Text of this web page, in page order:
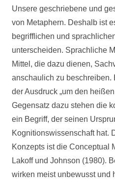
Unsere geschriebene und
von Metaphern. Deshalb ist
begrifflichen und
unterscheiden. Sprachliche
Mittel, die dazu dienen,
anschaulich zu beschreiben.
der Ausdruck „um den
Gegensatz dazu stehen die
ein Begriff, der seinen
Kognitionswissenschaft hat.
Konzepts ist die Conceptual
Lakoff und Johnson (1980).
wirken meist unbewusst und